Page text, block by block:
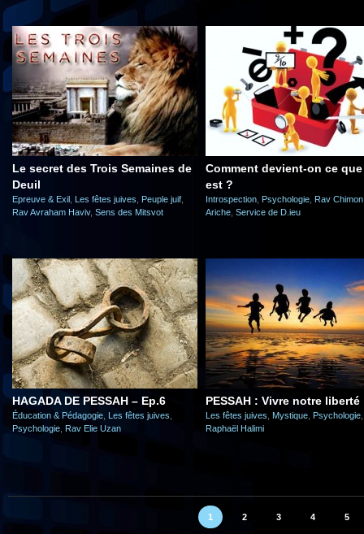
Le secret des Trois Semaines de
Deuil
Epreuve & Exil Les fêtes juives Peuple juif
Rav Avraham Haviv, Sens des Mitsvot
Comment devient-on ce que
est ?
Introspection Psychologie Rav Chimon
Ariche Service de D.ieu
HAGADA DE PESSAH – Ep.6
Éducation & Pédagogie Les fêtes juives
Psychologie Rav Elie Uzan
PESSAH : Vivre notre liberté
Les fêtes juives Mystique Psychologie
Raphaël Halimi
1 2 3 4 5